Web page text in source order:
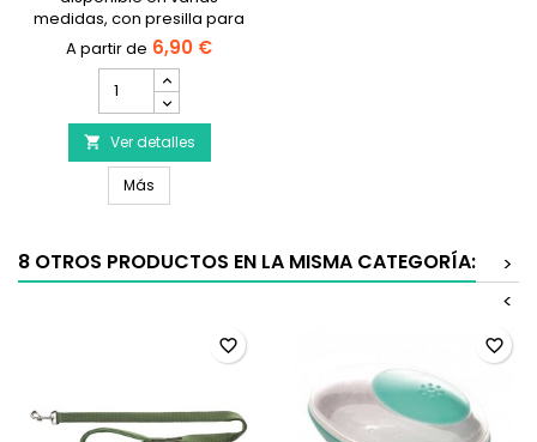
medidas, con presilla para
fijar la placa del perro o un
intermitente.
__ETS_EMBED_MA==__
6,90 €
cantidad
del
producto
Correa
premium
avellana
 Ver detalles
Más
8 OTROS PRODUCTOS EN LA MISMA CATEGORÍA:
>
<
favorite_border favorite_border